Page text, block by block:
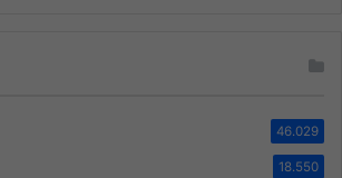
46.029
18.550